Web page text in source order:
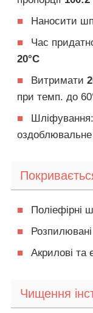
■
Наносити
■
Час
20°C
■
Витримати
при темп. до
■
■
Поліефірні
■
Розпилювані
■
Акрилові та
Чищення